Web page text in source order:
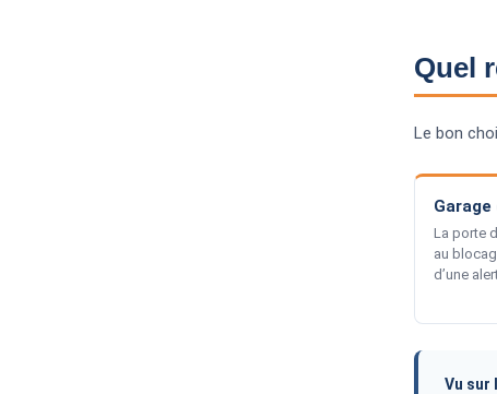
Quel
Le bon
La porte
au
d’une
Vu sur